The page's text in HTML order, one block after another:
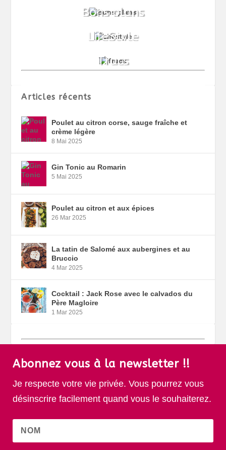
Articles récents
Poulet au citron corse, sauge fraîche et
crème légère
8 Mai 2025
Gin Tonic au Romarin
5 Mai 2025
Poulet au citron et aux épices
26 Mar 2025
La tatin de Salomé aux aubergines et au
Bruccio
4 Mar 2025
Cocktail : Jack Rose avec le calvados du
Père Magloire
1 Mar 2025
Abonnez vous à la newsletter !!
Je respecte votre vie privée. Vous pourrez vous
désinscrire facilement quand vous le souhaiterez.